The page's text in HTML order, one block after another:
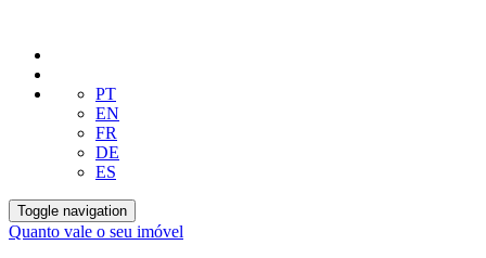
PT
EN
FR
DE
ES
Toggle navigation
Quanto vale o seu imóvel